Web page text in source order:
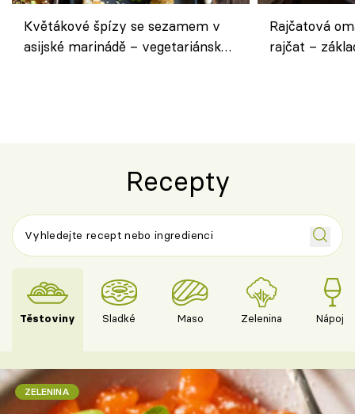
Květákové špízy se sezamem v
asijské marinádě – vegetariánská
Rajčatová
rajčat –
Recepty
Těstoviny Sladké Maso Zelenina Nápoje
ZELENINA